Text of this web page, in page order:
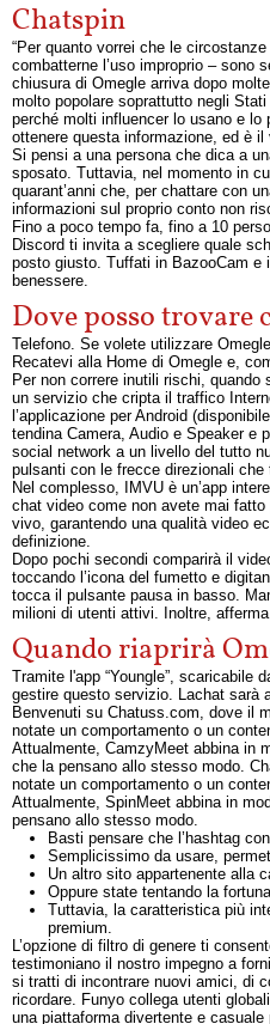
Chatspin
“Per quanto vorrei che le
combatterne l’uso improprio – sono
chiusura di Omegle arriva dopo
molto popolare soprattutto negli
perché molti influencer lo usano e lo
ottenere questa informazione, ed è il
Si pensi a una persona che dica a
sposato. Tuttavia, nel momento in
quarant’anni che, per chattare con
informazioni sul proprio conto non
Fino a poco tempo fa, fino a 10
Discord ti invita a scegliere quale
posto giusto. Tuffati in BazooCam
benessere.
Dove posso trovare
Telefono. Se volete utilizzare
Recatevi alla Home di Omegle e,
Per non correre inutili rischi,
un servizio che cripta il traffico
l’applicazione per Android
tendina Camera, Audio e Speaker e
social network a un livello del tutto
pulsanti con le frecce direzionali
Nel complesso, IMVU è un’app
chat video come non avete mai
vivo, garantendo una qualità video
definizione.
Dopo pochi secondi comparirà il
toccando l’icona del fumetto e
tocca il pulsante pausa in basso.
milioni di utenti attivi. Inoltre,
Quando riaprirà
Tramite l'app “Youngle”, scaricabile
gestire questo servizio. Lachat sarà
Benvenuti su Chatuss.com, dove il
notate un comportamento o un
Attualmente, CamzyMeet abbina in
che la pensano allo stesso modo.
notate un comportamento o un
Attualmente, SpinMeet abbina in
pensano allo stesso modo.
Basti pensare che l’hashtag
Semplicissimo da usare,
Un altro sito appartenente alla
Oppure state tentando la
Tuttavia, la caratteristica più
premium.
L’opzione di filtro di genere ti
testimoniano il nostro impegno a
si tratti di incontrare nuovi amici, di
ricordare. Funyo collega utenti
una piattaforma divertente e